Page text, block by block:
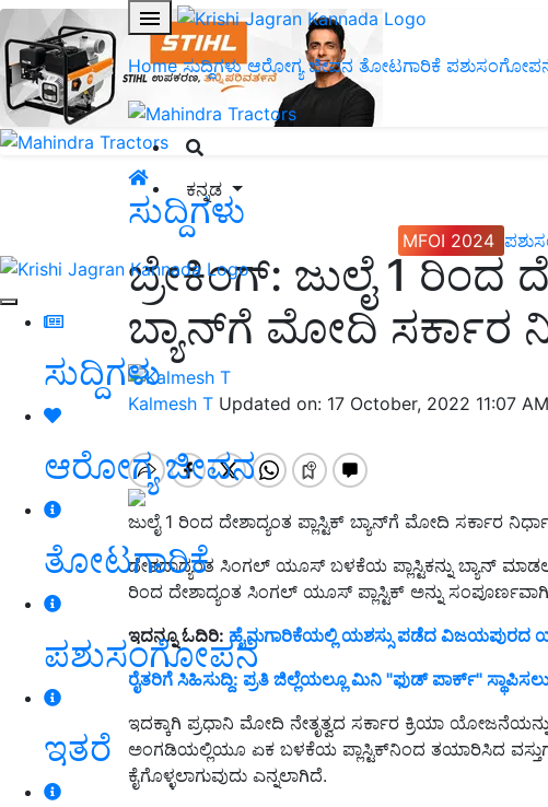
Home ಸುದ್ದಿಗಳು ಆರೋಗ್ಯ ಜೀವನ ತೋಟಗಾರಿಕೆ
ಕನ್ನಡ
MFOI 2024
ಸುದ್ದಿಗಳು
ಆರೋಗ್ಯ ಜೀವನ
ತೋಟಗಾರಿಕೆ
ಪಶುಸಂಗೋಪನೆ
ಇತರೆ
ಸುದ್ದಿಗಳು
ಬ್ರೇಕಿಂಗ್‌: ಜುಲೈ 1 ರಿಂದ
ಬ್ಯಾನ್‌ಗೆ ಮೋದಿ ಸರ್ಕಾರ
Kalmesh T Updated on: 17 October, 2022 11:07
ಜುಲೈ 1 ರಿಂದ ದೇಶಾದ್ಯಂತ ಪ್ಲಾಸ್ಟಿಕ್‌ ಬ್ಯಾನ್‌ಗೆ ಮೋದಿ ಸರ್ಕಾರ
ದೇಶದಾದ್ಯಂತ ಸಿಂಗಲ್‌ ಯೂಸ್‌ ಬಳಕೆಯ ಪ್ಲಾಸ್ಟಿಕನ್ನು ಬ್ಯಾನ್‌
ರಿಂದ ದೇಶಾದ್ಯಂತ ಸಿಂಗಲ್ ಯೂಸ್ ಪ್ಲಾಸ್ಟಿಕ್ ಅನ್ನು
ಇದನ್ನೂ ಓದಿರಿ: ಹೈನುಗಾರಿಕೆಯಲ್ಲಿ ಯಶಸ್ಸು ಪಡೆದ ವಿಜಯಪುರದ
ರೈತರಿಗೆ ಸಿಹಿಸುದ್ದಿ: ಪ್ರತಿ ಜಿಲ್ಲೆಯಲ್ಲೂ ಮಿನಿ "ಫುಡ್‌ ಪಾರ್ಕ್‌"
ಇದಕ್ಕಾಗಿ ಪ್ರಧಾನಿ ಮೋದಿ ನೇತೃತ್ವದ ಸರ್ಕಾರ ಕ್ರಿಯಾ
ಅಂಗಡಿಯಲ್ಲಿಯೂ ಏಕ ಬಳಕೆಯ ಪ್ಲಾಸ್ಟಿಕ್‌ನಿಂದ ತಯಾರಿಸಿದ
ಕೈಗೊಳ್ಳಲಾಗುವುದು ಎನ್ನಲಾಗಿದೆ.